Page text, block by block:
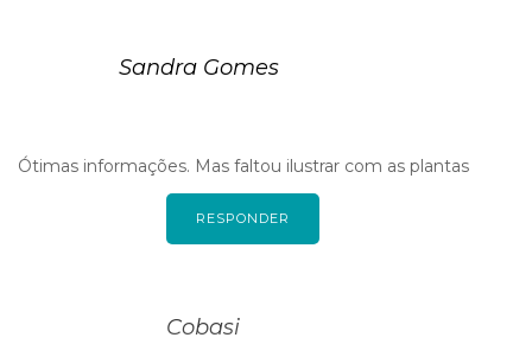
Sandra Gomes
Ótimas informações. Mas faltou ilustrar com as plantas
RESPONDER
Cobasi